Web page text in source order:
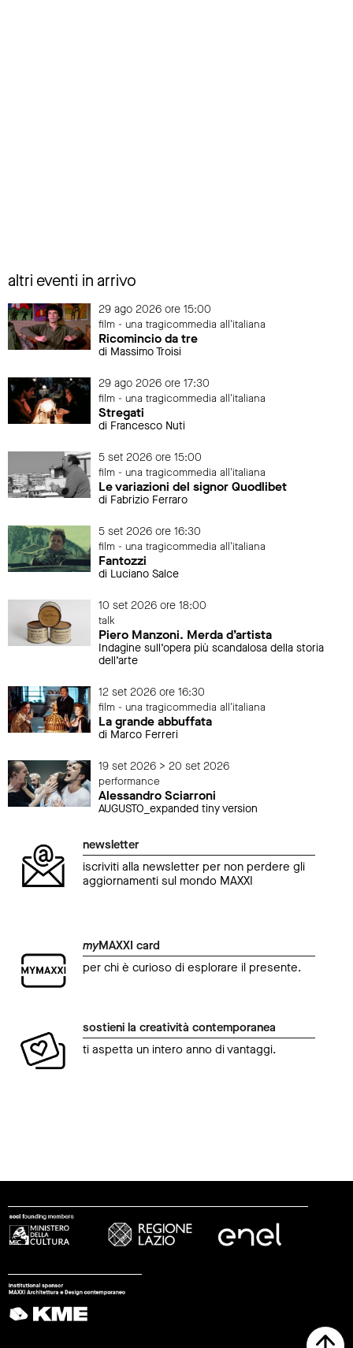
altri eventi in arrivo
29 ago 2026 ore 15:00
film - una tragicommedia all'italiana
Ricomincio da tre
di Massimo Troisi
29 ago 2026 ore 17:30
film - una tragicommedia all'italiana
Stregati
di Francesco Nuti
5 set 2026 ore 15:00
film - una tragicommedia all'italiana
Le variazioni del signor Quodlibet
di Fabrizio Ferraro
5 set 2026 ore 16:30
film - una tragicommedia all'italiana
Fantozzi
di Luciano Salce
10 set 2026 ore 18:00
talk
Piero Manzoni. Merda d’artista
Indagine sull’opera più scandalosa della storia
dell’arte
12 set 2026 ore 16:30
film - una tragicommedia all'italiana
La grande abbuffata
di Marco Ferreri
19 set 2026 > 20 set 2026
performance
Alessandro Sciarroni
AUGUSTO_expanded tiny version
newsletter
iscriviti alla newsletter per non perdere gli
aggiornamenti sul mondo MAXXI
myMAXXI card
per chi è curioso di esplorare il presente.
sostieni la creatività contemporanea
ti aspetta un intero anno di vantaggi.